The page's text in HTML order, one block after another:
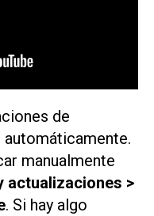
de
automáticamente.
manualmente
actualizaciones >
. Si hay algo